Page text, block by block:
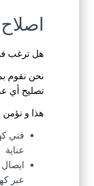
هل ترغب في
نحن نقوم
تصليح أي
هذا و نؤمن
فني
عناية.
عبر